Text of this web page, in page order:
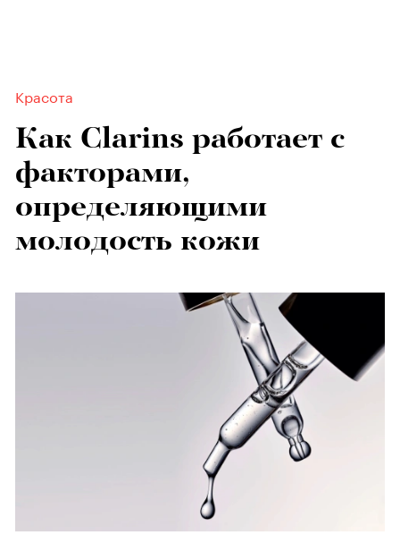
Красота
Как Clarins работает с
факторами,
определяющими
молодость кожи